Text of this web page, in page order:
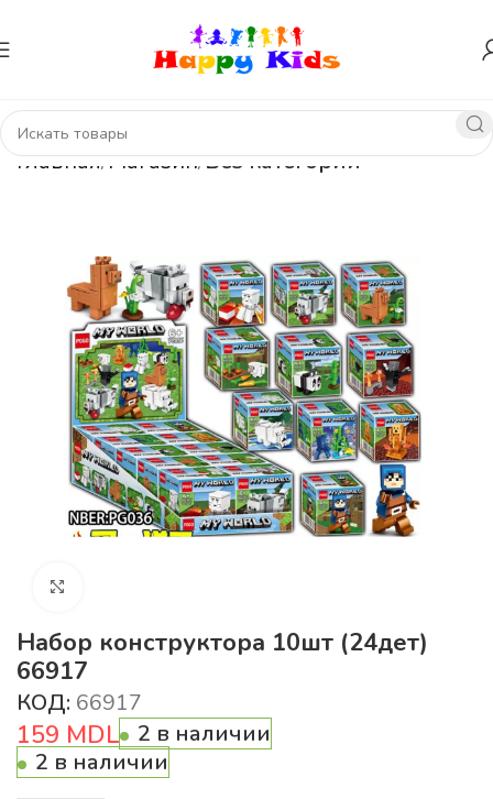
Главная Магазин Без категории
Набор конструктора 10шт (24дет)
66917
КОД: 66917
159 MDL
2 в наличии
2 в наличии